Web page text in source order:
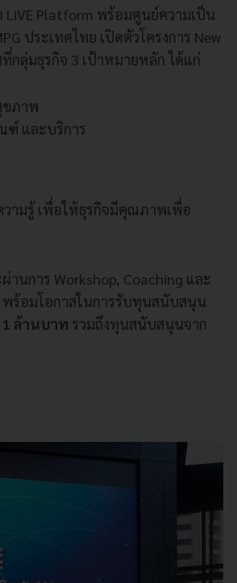
Platform พร้อมศูนย์ความเป็น
ประเทศไทย เปิดตัวโครงการ New
กลุ่มธุรกิจ 3 เป้าหมายหลัก ได้แก่
ภาพ
ฑ์ และบริการ
ามรู้ เพื่อให้ธุรกิจมีคุณภาพเพื่อ
นการ Workshop, Coaching และ
พร้อมโอกาสในการรับทุนสนับสนุน
1 ล้านบาท รวมถึงทุนสนับสนุนจาก